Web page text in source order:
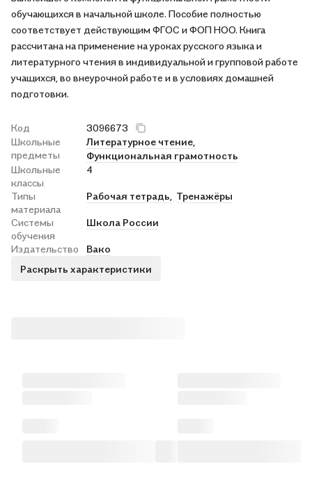
обучающихся в начальной школе. Пособие полностью
соответствует действующим ФГОС и ФОП НОО. Книга
рассчитана на применение на уроках русского языка и
литературного чтения в индивидуальной и групповой работе
учащихся, во внеурочной работе и в условиях домашней
подготовки.
Код
3096673
Школьные
предметы
Литературное чтение,
Функциональная грамотность
Школьные
классы
4
Типы
материала
Рабочая тетрадь, Тренажёры
Системы
обучения
Школа России
Издательство
Вако
Раскрыть характеристики